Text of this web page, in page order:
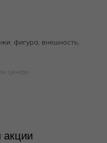
фигура, внешность,
ценам.
акции